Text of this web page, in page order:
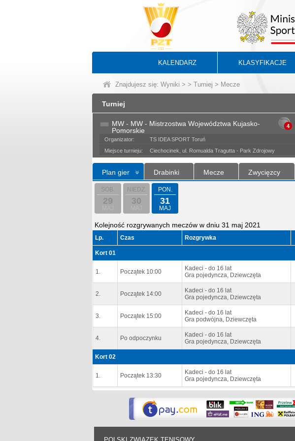
KALENDARZ KLASYFIKACJE
Znajdujesz się: Wyniki > > Turniej > Mecze
Turniej
MW - MW - Mistrzostwa Województwa Kujasko-
Pomorskie
4
Organizator:
TS IDEA SPORT Toruń
Miejsce turnieju:
Ciechocinek, ul. Romualda Tragutta - Park Zdrojowy
Plan gier Drabinki Mecze Zwycięzcy
SOB.
29
NIEDZ.
30
PON.
31
MAJ
Kolejność rozgrywanych meczów w dniu 31 maj 2021
Lp. Czas Rozgrywka
Kort 01
1. Początek 10:00
Kadeci - do 16 lat
Gra pojedyncza, Dziewczęta
2. Początek 14:00
Kadeci - do 16 lat
Gra pojedyncza, Dziewczęta
3. Początek 15:00
Kadeci - do 16 lat
Gra podwójna, Dziewczęta
4. Po odpoczynku
Kadeci - do 16 lat
Gra pojedyncza, Dziewczęta
Kort 02
1. Początek 13:30
Kadeci - do 16 lat
Gra pojedyncza, Dziewczęta